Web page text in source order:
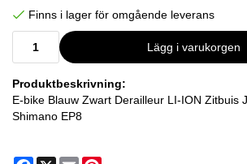
Finns i lager för omgående leverans
Lägg i varukorgen
Produktbeskrivning:
E-bike Blauw Zwart Derailleur LI-ION Zitbuis
Shimano EP8